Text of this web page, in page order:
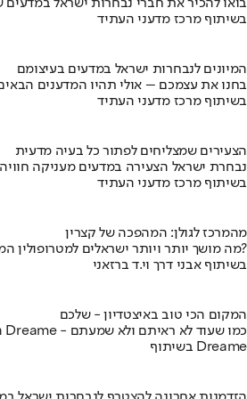
בואו להכיר את חברי נבחרות ישראל
בשיתוף מרכז מדעני העתיד
המיונים לנבחרות ישראל במדעים בעיצומם
בחנו את עצמכם – אולי תהיו המדענים
בשיתוף מרכז מדעני העתיד
הצעירים שמצליחים לפתור כל בעיה מדעית
נבחרת ישראל הצעירה במדעים מעניקה
בשיתוף מרכז מדעני העתיד
מהמרכז לגולן: המהפכה של קצרין
מה מושך יותר ויותר ישראלים למטרופולין המתפתח של האזור היפה במדינה?
בשיתוף אבני דרך וי.ד ברזאני
המקום הכי טוב באיצטדיון - שלכם
המונדיאל עם מסכי Dreame - כמו שעוד לא ראיתם ולא שמעתם
בשיתוף Dreame